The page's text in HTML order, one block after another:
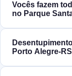
Vocês fazem
no Parque
Porto